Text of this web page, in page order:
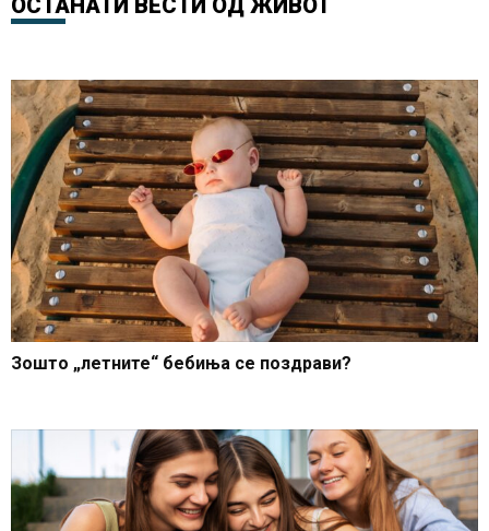
соседството
Зошто „летните“ бебиња се поздрави?